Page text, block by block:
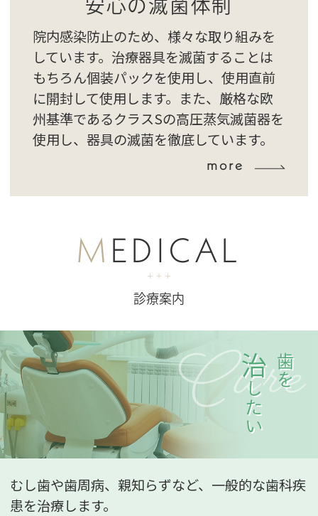
安心の滅菌体制
院内感染防止のため、様々な取り組みを
しています。治療器具を滅菌することは
もちろん個装パックを使用し、使用直前
に開封して使用します。また、厳格な欧
州基準であるクラスSの高圧蒸気滅菌器を
使用し、器具の滅菌を徹底しています。
more
M EDICAL
診療案内
歯を
治
したい
むし歯や歯周病、親知らずなど、一般的な歯科疾
患を治療します。